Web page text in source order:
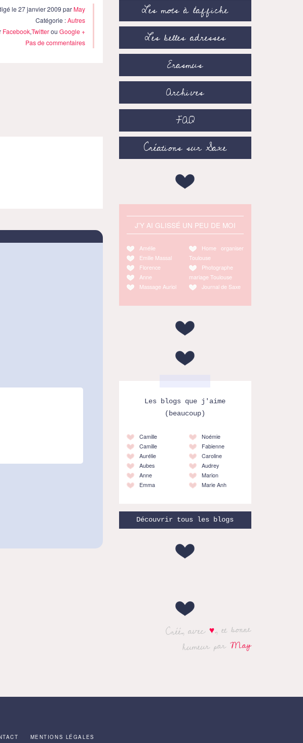
le 27 janvier 2009 par May
Catégorie :Autres
Facebook,TwitterouGoogle +
Pas de commentaires
Les mots à l’affiche
Les belles adresses
Erasmus
Archives
FAQ
Créations sur Saxe
J'Y AI GLISSÉ UN PEU DE MOI
Amélie
Emilie Massal
Florence
Anne
Massage Auriol
Home organiser
Toulouse
Photographe
mariage Toulouse
Journal de Saxe
Les blogs que j'aime
(beaucoup)
Camille
Camille
Aurélie
Aubes
Anne
Emma
Noémie
Fabienne
Caroline
Audrey
Marion
Marie Anh
Découvrir tous les blogs
Créé, avec♥, et bonne
humeur parMay
MENTIONS LÉGALES